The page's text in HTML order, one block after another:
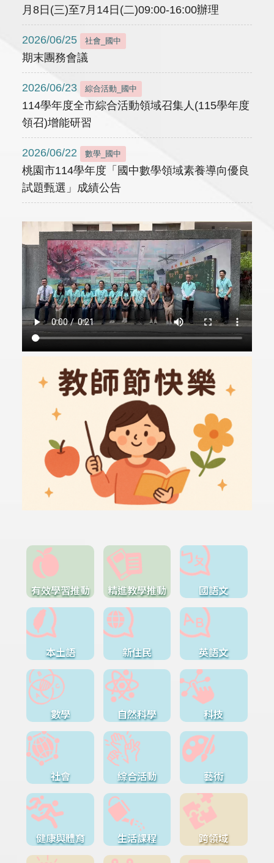
月8日(三)至7月14日(二)09:00-16:00辦理
2026/06/25 社會_國中
期末團務會議
2026/06/23 綜合活動_國中
114學年度全市綜合活動領域召集人(115學年度
領召)增能研習
2026/06/22 數學_國中
桃園市114學年度「國中數學領域素養導向優良
試題甄選」成績公告
有效學習推動 精進教學推動 國語文
本土語 新住民 英語文
數學 自然科學 科技
社會 綜合活動 藝術
健康與體育 生活課程 跨領域